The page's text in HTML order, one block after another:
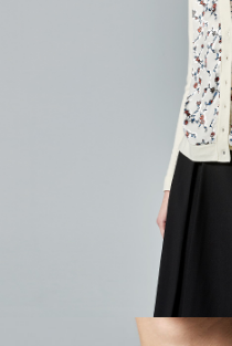
※ 交易是否成功請以「AFTEE先
是否繳費成功／繳費後需取消欲
https://
１．透過由恩沛科技股份有限公
易，需依本服務之必要範圍內提
權轉讓予恩沛科技股份有限公司。
２．關於個人資料處理事宜，請瀏
https://aftee.tw/terms/#terms3
３．未成年的使用者請事先徵得
「AFTEE先享後付」，若未經同
４．使用「AFTEE先享後付」時
時審查核予不同之上限額度；若
請求用戶進行身份認證。
每筆NT$80，滿NT$1,000(含
每筆NT$80，滿NT$1,000(含
每筆NT$100，滿NT$1,000(含